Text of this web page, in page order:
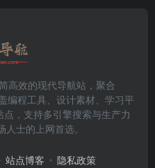
高效的现代导航站，聚合
编程工具、设计素材、学习平
，支持多引擎搜索与生产力
士的上网首选。
站点博客 隐私政策